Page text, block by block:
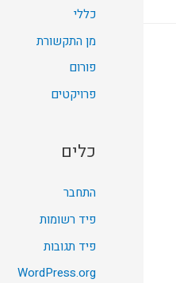
כללי
מן התקשורת
פורום
פרויקטים
כלים
התחבר
פיד רשומות
פיד תגובות
WordPress.org